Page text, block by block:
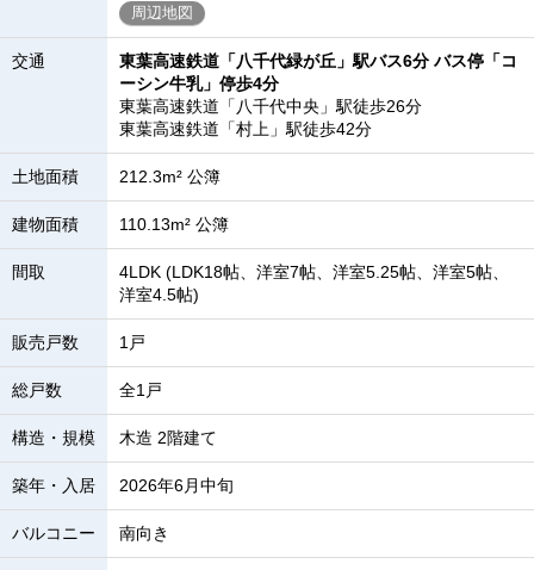
周辺地図
交通
東葉高速鉄道「八千代緑が丘」駅バス6分 バス停「コ
ーシン牛乳」停歩4分
東葉高速鉄道「八千代中央」駅徒歩26分
東葉高速鉄道「村上」駅徒歩42分
土地面積 212.3m² 公簿
建物面積 110.13m² 公簿
間取
4LDK (LDK18帖、洋室7帖、洋室5.25帖、洋室5帖、
洋室4.5帖)
販売戸数 1戸
総戸数 全1戸
構造・規模 木造 2階建て
築年・入居 2026年6月中旬
バルコニー 南向き